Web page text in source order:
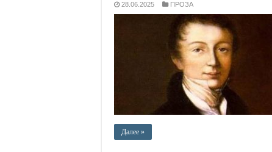
28.06.2025 ПРОЗА
Далее »